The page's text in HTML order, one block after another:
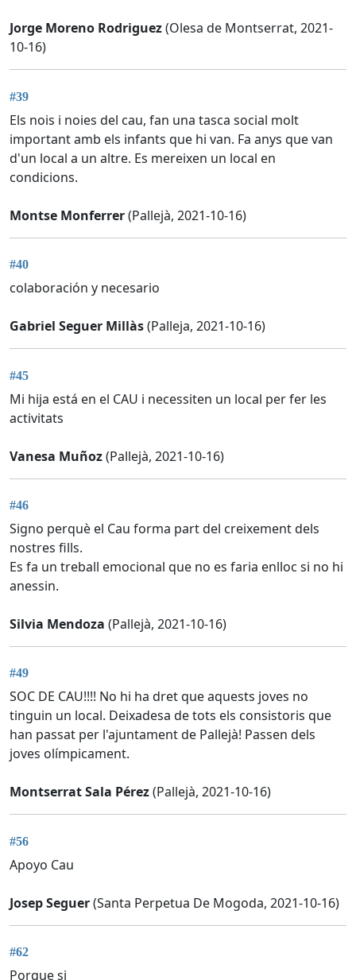
Jorge Moreno Rodriguez(Olesa de Montserrat, 2021-
10-16)
#39
Els nois i noies del cau, fan una tasca social molt
important amb els infants que hi van. Fa anys que van
d'un local a un altre. Es mereixen un local en
condicions.
Montse Monferrer(Pallejà, 2021-10-16)
#40
colaboración y necesario
Gabriel Seguer Millàs(Palleja, 2021-10-16)
#45
Mi hija está en el CAU i necessiten un local per fer les
activitats
Vanesa Muñoz(Pallejà, 2021-10-16)
#46
Signo perquè el Cau forma part del creixement dels
nostres fills.
Es fa un treball emocional que no es faria enlloc si no hi
anessin.
Silvia Mendoza (Pallejà, 2021-10-16)
#49
SOC DE CAU!!!! No hi ha dret que aquests joves no
tinguin un local. Deixadesa de tots els consistoris que
han passat per l'ajuntament de Pallejà! Passen dels
joves olímpicament.
Montserrat Sala Pérez(Pallejà, 2021-10-16)
#56
Apoyo Cau
Josep Seguer(Santa Perpetua De Mogoda, 2021-10-16)
#62
Porque si